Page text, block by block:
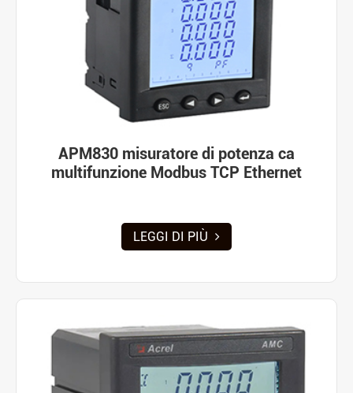
APM830 misuratore di potenza ca
multifunzione Modbus TCP Ethernet
LEGGI DI PIÙ